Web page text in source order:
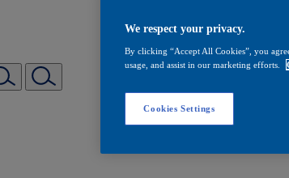
We respect your privacy.
By clicking “Accept All Cookies”, you
usage, and assist in our marketing efforts.
Cookies Settings